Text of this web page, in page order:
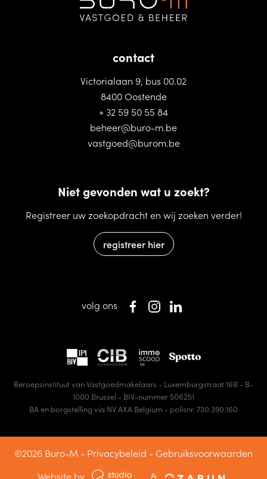
contact
Victorialaan 9, bus 00.02
8400 Oostende
+ 32 59 50 55 84
beheer@buro-m.be
vastgoed@burom.be
Niet gevonden wat u zoekt?
Registreer uw zoekopdracht en wij zoeken verder!
registreer hier
Beroepsinstituut van Vastgoedmakelaars - Luxemburgstraat 16B - B-
1000 Brussel - BIV-nummer 506251
BA en borgstelling via NV AXA Belgium - polisnr. 730.390.160
volg ons
©2026 Buro-M - Privacybeleid - Gebruiksvoorwaarden
Website by
&